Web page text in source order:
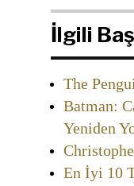
İlgili
The
Batman:
Yeniden
En İyi 10